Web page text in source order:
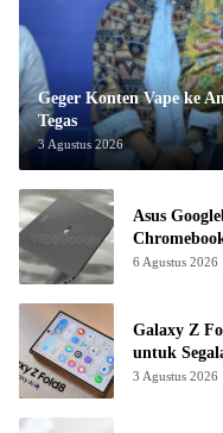
Geger Konten Vape ke
Tegas
3 Agustus 2026
Asus
6 Agustus 2026
Galaxy Z
untuk
3 Agustus 2026